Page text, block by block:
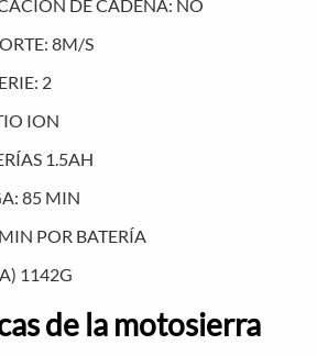
DE CADENA: NO
8M/S
2
ION
1.5AH
85 MIN
POR BATERÍA
1142G
de la motosierra